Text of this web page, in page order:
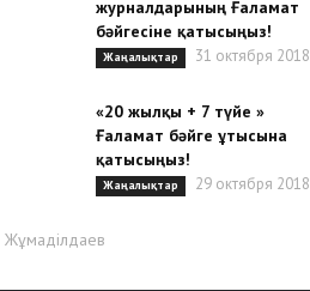
журналдарының Ғаламат
бәйгесіне қатысыңыз!
Жаңалықтар 31 октября 2018
«20 жылқы + 7 түйе »
Ғаламат бәйге ұтысына
қатысыңыз!
Жаңалықтар 29 октября 2018
Жұмаділдаев